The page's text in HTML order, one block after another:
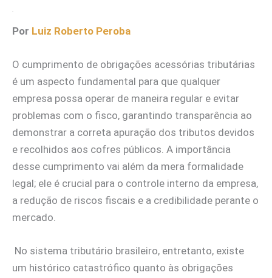
Por Luiz Roberto Peroba
O cumprimento de obrigações acessórias tributárias
é um aspecto fundamental para que qualquer
empresa possa operar de maneira regular e evitar
problemas com o fisco, garantindo transparência ao
demonstrar a correta apuração dos tributos devidos
e recolhidos aos cofres públicos. A importância
desse cumprimento vai além da mera formalidade
legal; ele é crucial para o controle interno da empresa,
a redução de riscos fiscais e a credibilidade perante o
mercado.
No sistema tributário brasileiro, entretanto, existe
um histórico catastrófico quanto às obrigações